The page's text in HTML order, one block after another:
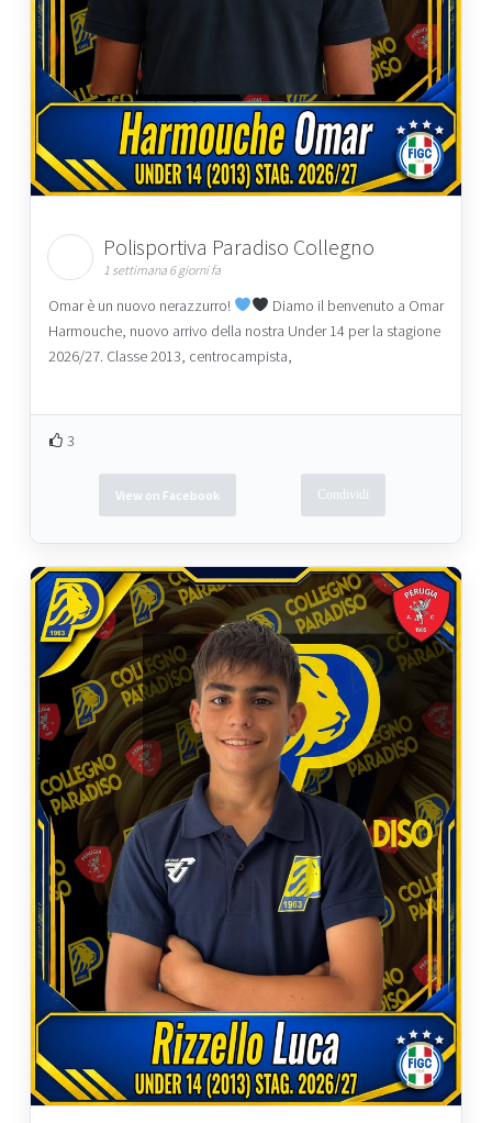
Polisportiva Paradiso Collegno
1 settimana 6 giorni fa
Omar è un nuovo nerazzurro!
Diamo il benvenuto a Omar
Harmouche, nuovo arrivo della nostra Under 14 per la stagione
2026/27. Classe 2013, centrocampista,
3
View on Facebook Condividi